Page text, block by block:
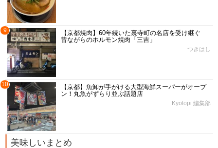
9
【京都焼肉】60年続いた裏寺町の名店を受け継ぐ
昔ながらのホルモン焼肉「三吉」
つきはし
10
【京都】魚卸が手がける大型海鮮スーパーがオープ
ン！丸魚がずらり並ぶ話題店
Kyotopi 編集部
美味しいまとめ